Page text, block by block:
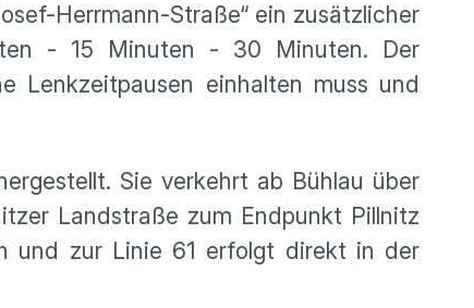
Herrmann-Straße“ ein zusätzlicher
- 15 Minuten - 30 Minuten. Der
Lenkzeitpausen einhalten muss und
Sie verkehrt ab Bühlau über
Landstraße zum Endpunkt Pillnitz
und zur Linie 61 erfolgt direkt in der